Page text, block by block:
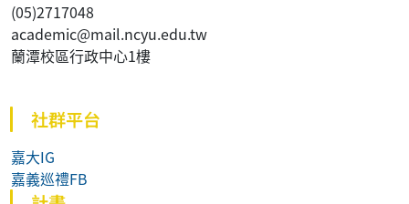
(05)2717048
academic@mail.ncyu.edu.tw
蘭潭校區行政中心1樓
社群平台
嘉大IG
嘉義巡禮FB